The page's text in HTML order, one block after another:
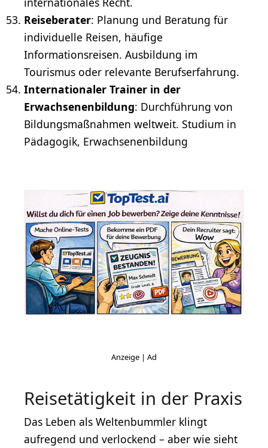
Reiseberater: Planung und Beratung für
individuelle Reisen, häufige
Informationsreisen. Ausbildung im
Tourismus oder relevante Berufserfahrung.
Internationaler Trainer in der
Erwachsenenbildung: Durchführung von
Bildungsmaßnahmen weltweit. Studium in
Pädagogik, Erwachsenenbildung
Reisetätigkeit in der Praxis
Das Leben als Weltenbummler klingt
aufregend und verlockend – aber wie sieht